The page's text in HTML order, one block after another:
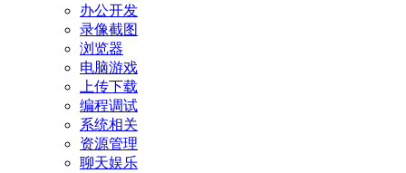
办公开发
录像截图
浏览器
电脑游戏
上传下载
编程调试
系统相关
资源管理
聊天娱乐